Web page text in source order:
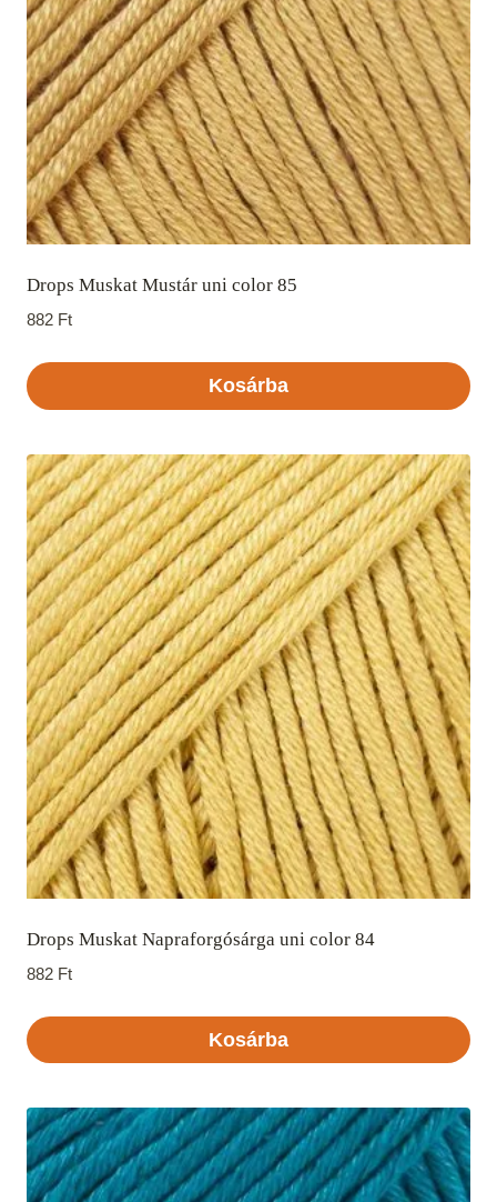
Drops Muskat Mustár uni color 85
882 Ft
Kosárba
Drops Muskat Napraforgósárga uni color 84
882 Ft
Kosárba